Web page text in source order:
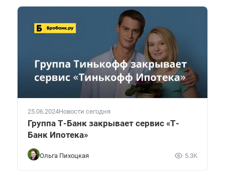
25.06.2024Новости сегодня
Группа Т-Банк закрывает сервис «Т-
Банк Ипотека»
Ольга Пихоцкая 5.3K